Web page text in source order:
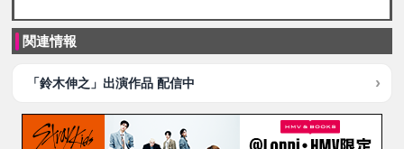
関連情報
「鈴木伸之」出演作品 配信中